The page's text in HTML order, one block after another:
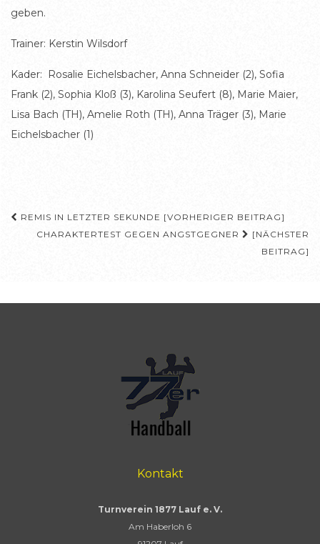
geben.
Trainer: Kerstin Wilsdorf
Kader: Rosalie Eichelsbacher, Anna Schneider (2), Sofia
Frank (2), Sophia Kloß (3), Karolina Seufert (8), Marie Maier,
Lisa Bach (TH), Amelie Roth (TH), Anna Träger (3), Marie
Eichelsbacher (1)
Beitragsnavigation
REMIS IN LETZTER SEKUNDE [VORHERIGER BEITRAG]
CHARAKTERTEST GEGEN ANGSTGEGNER
[NÄCHSTER
BEITRAG]
Kontakt
Turnverein 1877 Lauf e. V.
Am Haberloh 6